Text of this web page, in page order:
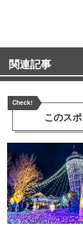
関連記事
Check!
このス